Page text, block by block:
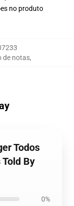
no produto
de notas,
Todos
By
0%